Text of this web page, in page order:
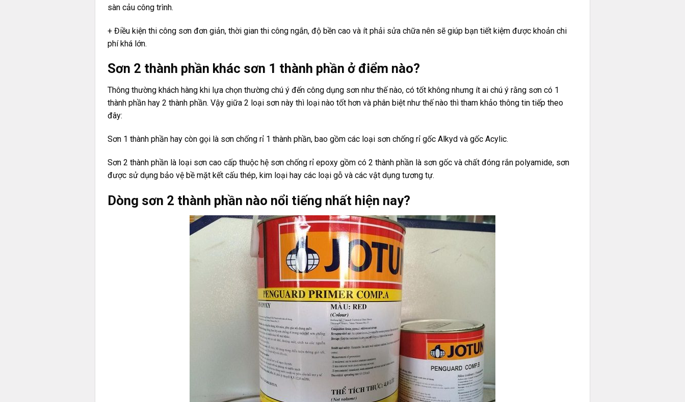
sàn cảu công trình.
+ Điều kiện thi công sơn đơn giản, thời gian thi công ngắn, độ bền cao và ít phải sửa chữa nên sẽ giúp bạn tiết kiệm được khoản chi
phí khá lớn.
Sơn 2 thành phần khác sơn 1 thành phần ở điểm nào?
Thông thường khách hàng khi lựa chọn thường chú ý đến công dụng sơn như thế nào, có tốt không nhưng ít ai chú ý rằng sơn có 1
thành phần hay 2 thành phần. Vậy giữa 2 loại sơn này thì loại nào tốt hơn và phân biệt như thế nào thì tham khảo thông tin tiếp theo
đây:
Sơn 1 thành phần hay còn gọi là sơn chống rỉ 1 thành phần, bao gồm các loại sơn chống rỉ gốc Alkyd và gốc Acylic.
Sơn 2 thành phần là loại sơn cao cấp thuộc hệ sơn chống rỉ epoxy gồm có 2 thành phần là sơn gốc và chất đóng rắn polyamide, sơn
được sử dụng bảo vệ bề mặt kết cấu thép, kim loại hay các loại gỗ và các vật dụng tương tự.
Dòng sơn 2 thành phần nào nổi tiếng nhất hiện nay?